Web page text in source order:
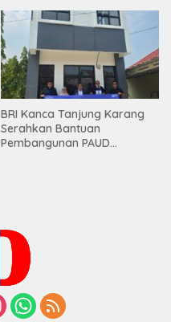
Mesuji
BRI Kanca Tanjung Karang
Serahkan Bantuan
Pembangunan PAUD